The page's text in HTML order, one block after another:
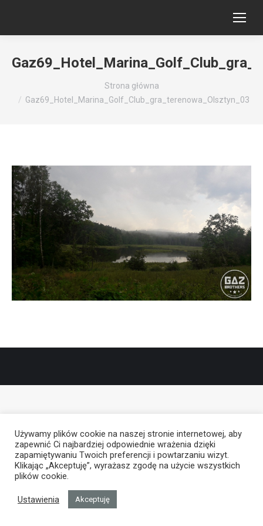
Strona główna
Gaz69_Hotel_Marina_Golf_Club_gra_terenowa_Olsztyn_03
Używamy plików cookie na naszej stronie internetowej, aby
zapewnić Ci najbardziej odpowiednie wrażenia dzięki
zapamiętywaniu Twoich preferencji i powtarzaniu wizyt.
Klikając „Akceptuję”, wyrażasz zgodę na użycie wszystkich
plików cookie.
Ustawienia Akceptuję